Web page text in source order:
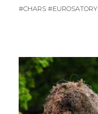
#CHARS #EUROSATORY